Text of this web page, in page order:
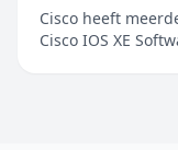
Cisco heeft
Cisco IOS XE